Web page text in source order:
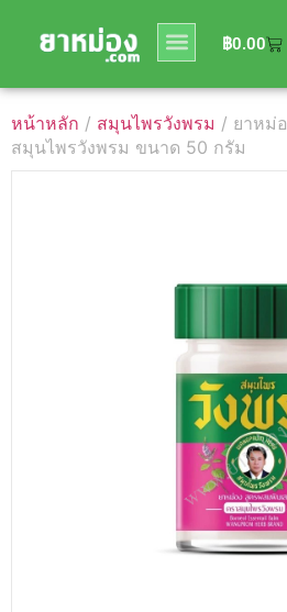
฿0.00
฿0.00
หน้าหลัก / สมุนไพรวังพรม / ยาหม่
สมุนไพรวังพรม ขนาด 50 กรัม